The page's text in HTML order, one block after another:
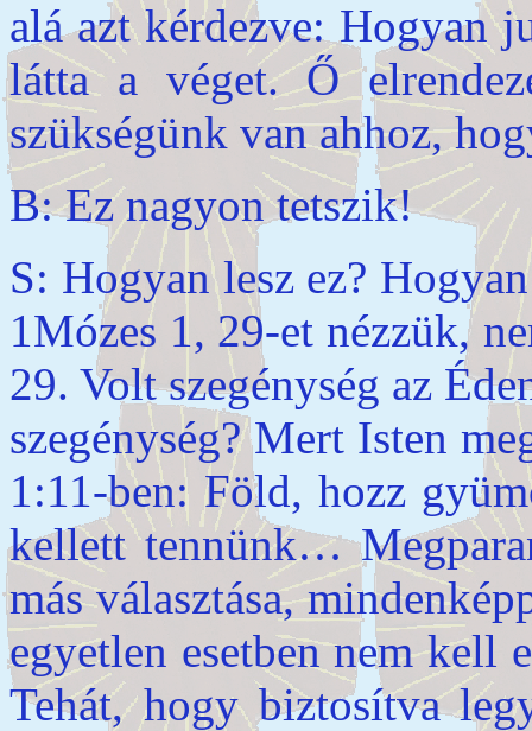
alá azt kérdezve: Hogyan
látta a véget. Ő
szükségünk van ahhoz,
B: Ez nagyon tetszik!
S: Hogyan lesz ez?
1Mózes 1, 29-et nézzük,
29. Volt szegénység az
szegénység? Mert Isten
1:11-ben: Föld, hozz
kellett tennünk…
más választása,
egyetlen esetben nem kell
Tehát, hogy biztosítva